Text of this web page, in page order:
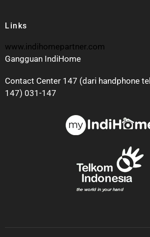
Links
www.indihomepartner.com
Gangguan IndiHome
Contact Center 147 (dari handphone
147) 031-147